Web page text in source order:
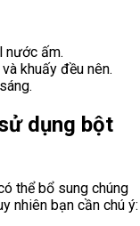
nước ấm.
khuấy đều nên.
dụng bột
thể bổ sung chúng
nhiên bạn cần chú ý: